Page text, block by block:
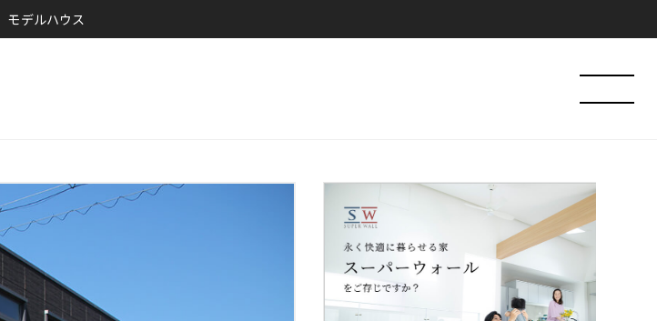
モデルハウス